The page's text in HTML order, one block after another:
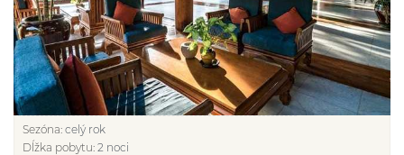
Sezóna: celý rok
Dĺžka pobytu: 2 noci